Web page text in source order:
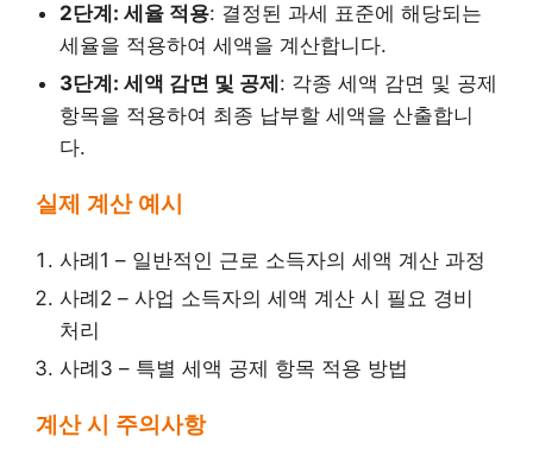
2단계: 세율 적용: 결정된 과세 표준에 해당되는
세율을 적용하여 세액을 계산합니다.
3단계: 세액 감면 및 공제 : 각종 세액 감면 및 공제
항목을 적용하여 최종 납부할 세액을 산출합니
다.
실제 계산 예시
사례1 – 일반적인 근로 소득자의 세액 계산 과정
사례2 – 사업 소득자의 세액 계산 시 필요 경비
처리
사례3 – 특별 세액 공제 항목 적용 방법
계산 시 주의사항